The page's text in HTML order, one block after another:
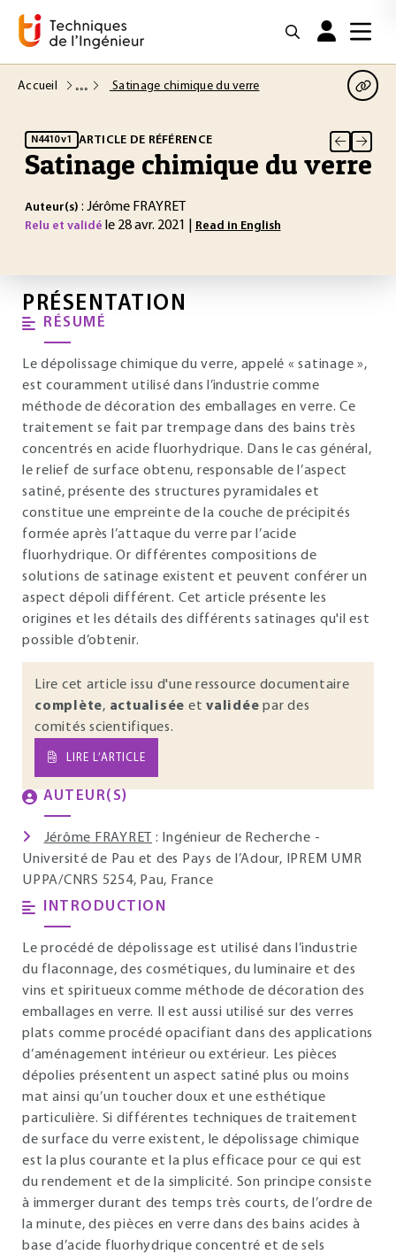
Accueil Satinage chimique du verre
N4410 v1 ARTICLE DE RÉFÉRENCE
Satinage chimique du verre
Auteur(s) : Jérôme FRAYRET
Relu et validé le 28 avr. 2021 | Read in English
PRÉSENTATION
RÉSUMÉ
Le dépolissage chimique du verre, appelé « satinage »,
est couramment utilisé dans l’industrie comme
méthode de décoration des emballages en verre. Ce
traitement se fait par trempage dans des bains très
concentrés en acide fluorhydrique. Dans le cas général,
le relief de surface obtenu, responsable de l’aspect
satiné, présente des structures pyramidales et
constitue une empreinte de la couche de précipités
formée après l’attaque du verre par l’acide
fluorhydrique. Or différentes compositions de
solutions de satinage existent et peuvent conférer un
aspect dépoli différent. Cet article présente les
origines et les détails des différents satinages qu'il est
possible d’obtenir.
Lire cet article issu d'une ressource documentaire
complète, actualisée et validée par des
comités scientifiques.
LIRE L’ARTICLE
AUTEUR(S)
Jérôme FRAYRET
: Ingénieur de Recherche -
Université de Pau et des Pays de l’Adour, IPREM UMR
UPPA/CNRS 5254, Pau, France
INTRODUCTION
Le procédé de dépolissage est utilisé dans l’industrie
du flaconnage, des cosmétiques, du luminaire et des
vins et spiritueux comme méthode de décoration des
emballages en verre. Il est aussi utilisé sur des verres
plats comme procédé opacifiant dans des applications
d’aménagement intérieur ou extérieur. Les pièces
dépolies présentent un aspect satiné plus ou moins
mat ainsi qu’un toucher doux et une esthétique
particulière. Si différentes techniques de traitement
de surface du verre existent, le dépolissage chimique
est la plus courante et la plus efficace pour ce qui est
du rendement et de la simplicité. Son principe consiste
à immerger durant des temps très courts, de l’ordre de
la minute, des pièces en verre dans des bains acides à
base d’acide fluorhydrique concentré et de sels